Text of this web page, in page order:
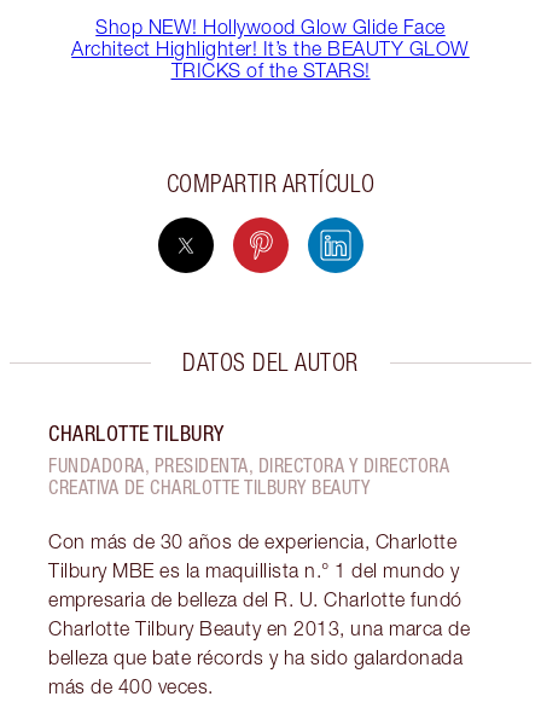
Shop NEW! Hollywood Glow Glide Face
Architect Highlighter! It’s the BEAUTY GLOW
TRICKS of the STARS!
COMPARTIR ARTÍCULO
DATOS DEL AUTOR
CHARLOTTE TILBURY
FUNDADORA, PRESIDENTA, DIRECTORA Y DIRECTORA
CREATIVA DE CHARLOTTE TILBURY BEAUTY
Con más de 30 años de experiencia, Charlotte
Tilbury MBE es la maquillista n.° 1 del mundo y
empresaria de belleza del R. U. Charlotte fundó
Charlotte Tilbury Beauty en 2013, una marca de
belleza que bate récords y ha sido galardonada
más de 400 veces.